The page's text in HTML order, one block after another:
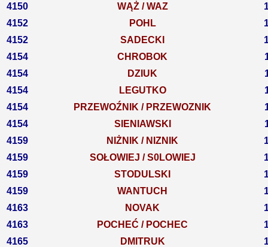
4150
WĄŻ / WAZ
4152
POHL
4152
SADECKI
4154
CHROBOK
4154
DZIUK
4154
LEGUTKO
4154
PRZEWOŹNIK / PRZEWOZNIK
4154
SIENIAWSKI
4159
NIŻNIK / NIZNIK
4159
SOŁOWIEJ / S0LOWIEJ
4159
STODULSKI
4159
WANTUCH
4163
NOVAK
4163
POCHEĆ / POCHEC
4165
DMITRUK